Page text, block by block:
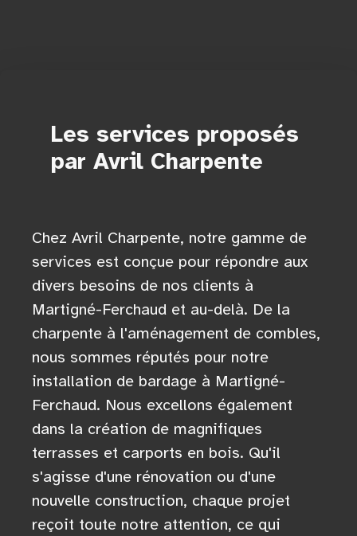
Les services proposés
par Avril Charpente
Chez Avril Charpente, notre gamme de
services est conçue pour répondre aux
divers besoins de nos clients à
Martigné-Ferchaud et au-delà. De la
charpente à l'aménagement de combles,
nous sommes réputés pour notre
installation de bardage à Martigné-
Ferchaud. Nous excellons également
dans la création de magnifiques
terrasses et carports en bois. Qu'il
s'agisse d'une rénovation ou d'une
nouvelle construction, chaque projet
reçoit toute notre attention, ce qui